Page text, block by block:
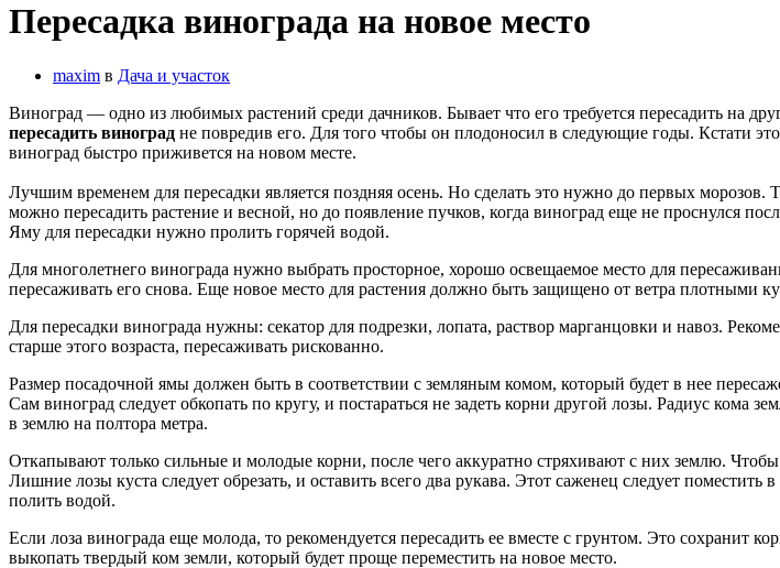
Пересадка винограда на новое место
maxim в Дача и участок
Виноград — одно из любимых растений среди дачников. Бывает что его требуется пересадить на
пересадить виноград не повредив его. Для того чтобы он плодоносил в следующие годы. Кстати
виноград быстро приживется на новом месте.
Лучшим временем для пересадки является поздняя осень. Но сделать это нужно до первых
можно пересадить растение и весной, но до появление пучков, когда виноград еще не проснулся
Яму для пересадки нужно пролить горячей водой.
Для многолетнего винограда нужно выбрать просторное, хорошо освещаемое место для
пересаживать его снова. Еще новое место для растения должно быть защищено от ветра
Для пересадки винограда нужны: секатор для подрезки, лопата, раствор марганцовки и навоз.
старше этого возраста, пересаживать рискованно.
Размер посадочной ямы должен быть в соответствии с земляным комом, который будет в нее
Сам виноград следует обкопать по кругу, и постараться не задеть корни другой лозы. Радиус кома
в землю на полтора метра.
Откапывают только сильные и молодые корни, после чего аккуратно стряхивают с них землю.
Лишние лозы куста следует обрезать, и оставить всего два рукава. Этот саженец следует
полить водой.
Если лоза винограда еще молода, то рекомендуется пересадить ее вместе с грунтом. Это сохранит
выкопать твердый ком земли, который будет проще переместить на новое место.